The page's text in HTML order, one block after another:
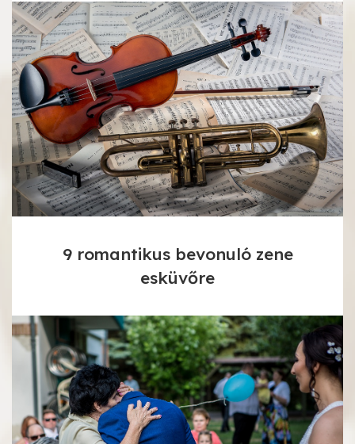
9 romantikus bevonuló zene
esküvőre